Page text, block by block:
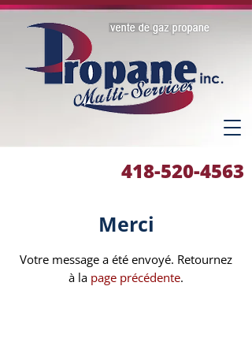
418-520-4563
Merci
Votre message a été envoyé. Retournez
à la page précédente.